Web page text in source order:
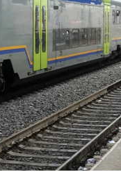
ci sorprende che a
in vista?
le sedi di farci
gli strumenti di
del genere
di
ipotizzabile”.